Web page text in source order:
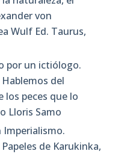
von
Wulf Ed. Taurus,
por un ictiólogo.
del
los peces que lo
Lloris Samo
Imperialismo.
de Karukinka,